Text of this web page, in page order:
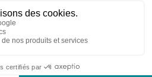
l'Adresse